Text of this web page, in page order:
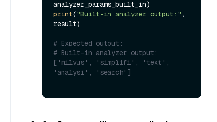
print( "Built-in analyzer output:" ,
result)
# Expected output:
# Built-in analyzer output:
['milvus', 'simplifi', 'text',
'analysi', 'search']